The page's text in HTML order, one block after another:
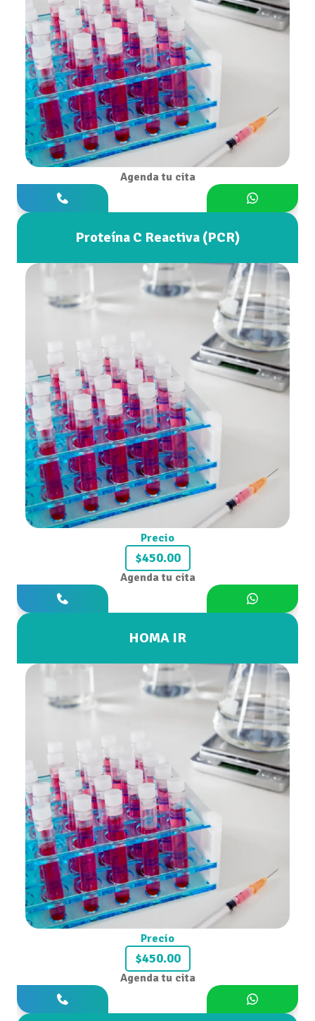
Agenda tu cita
Proteína C Reactiva (PCR)
Precio
$450.00
Agenda tu cita
HOMA IR
Precio
$450.00
Agenda tu cita